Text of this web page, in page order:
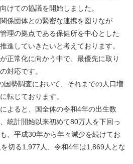
けての協議を開始しました。
係団体との緊密な連携を図りなが
理の拠点である保健所を中心とした
進していきたいと考えております。
正常化に向かう中で、最優先に取り
対応です。
国勢調査において、それまでの人口増
転じております。
よると、国全体の令和4年の出生数
統計開始以来初めて80万人を下回っ
、平成30年から年々減少を続けてお
切る1,977人、令和4年は1,869人とな